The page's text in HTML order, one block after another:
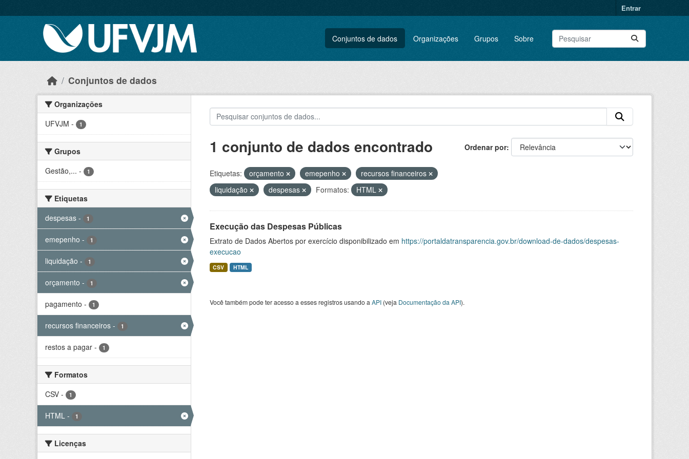
Entrar
Conjuntos de dados Organizações Grupos Sobre
Conjuntos de dados
Organizações
UFVJM - 1
Grupos
Gestão,... - 1
Etiquetas
despesas - 1
emepenho - 1
liquidação - 1
orçamento - 1
pagamento - 1
recursos financeiros - 1
restos a pagar - 1
Formatos
CSV - 1
HTML - 1
Licenças
Ordenar por
1 conjunto de dados encontrado
Etiquetas: orçamento emepenho
recursos financeiros
liquidação
despesas Formatos: HTML
Execução das Despesas Públicas
Extrato de Dados Abertos por exercício disponibilizado em https://portaldatransparencia.gov.br/download-de-dados/despesas-
execucao
CSV HTML
Você também pode ter acesso a esses registros usando a API(veja Documentação da API).